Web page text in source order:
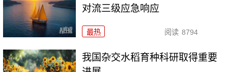
对流三级应急响应
最热 阅读 8794
我国杂交水稻育种科研取得重要